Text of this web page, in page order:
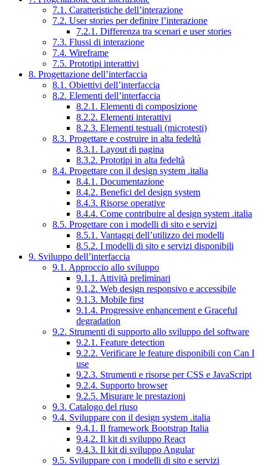
7.1. Caratteristiche dell’interazione
7.2. User stories per definire l’interazione
7.2.1. Differenza tra scenari e user stories
7.3. Flussi di interazione
7.4. Wireframe
7.5. Prototipi interattivi
8. Progettazione dell’interfaccia
8.1. Obiettivi dell’interfaccia
8.2. Elementi dell’interfaccia
8.2.1. Elementi di composizione
8.2.2. Elementi interattivi
8.2.3. Elementi testuali (microtesti)
8.3. Progettare e costruire in alta fedeltà
8.3.1. Layout di pagina
8.3.2. Prototipi in alta fedeltà
8.4. Progettare con il design system .italia
8.4.1. Documentazione
8.4.2. Benefici del design system
8.4.3. Risorse operative
8.4.4. Come contribuire al design system .italia
8.5. Progettare con i modelli di sito e servizi
8.5.1. Vantaggi dell’utilizzo dei modelli
8.5.2. I modelli di sito e servizi disponibili
9. Sviluppo dell’interfaccia
9.1. Approccio allo sviluppo
9.1.1. Attività preliminari
9.1.2. Web design responsivo e accessibile
9.1.3. Mobile first
9.1.4. Progressive enhancement e Graceful
degradation
9.2. Strumenti di supporto allo sviluppo del software
9.2.1. Feature detection
9.2.2. Verificare le feature disponibili con Can I
use
9.2.3. Strumenti e risorse per CSS e JavaScript
9.2.4. Supporto browser
9.2.5. Misurare le prestazioni
9.3. Catalogo del riuso
9.4. Sviluppare con il design system .italia
9.4.1. Il framework Bootstrap Italia
9.4.2. Il kit di sviluppo React
9.4.3. Il kit di sviluppo Angular
9.5. Sviluppare con i modelli di sito e servizi